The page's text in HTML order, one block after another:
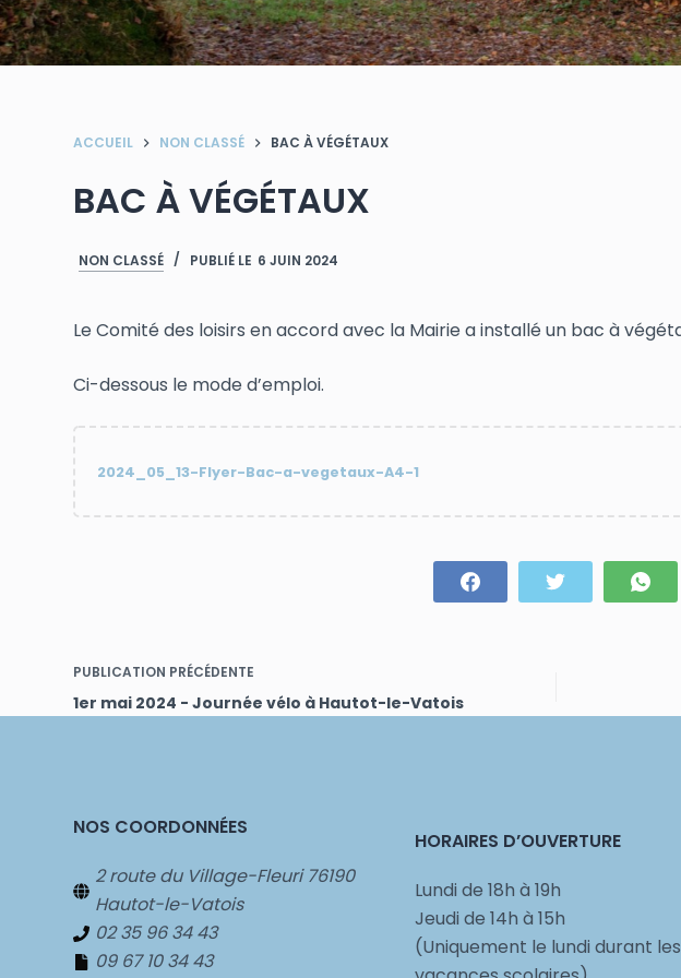
ACCUEIL NON CLASSÉ BAC À VÉGÉTAUX
BAC À VÉGÉTAUX
NON CLASSÉ PUBLIÉ LE 6 JUIN 2024
Le Comité des loisirs en accord avec la Mairie a installé un bac à
Ci-dessous le mode d’emploi.
2024_05_13-Flyer-Bac-a-vegetaux-A4-1
PUBLICATION PRÉCÉDENTE
1er mai 2024 - Journée vélo à Hautot-le-Vatois
NOS COORDONNÉES
2 route du Village-Fleuri 76190
Hautot-le-Vatois
02 35 96 34 43
09 67 10 34 43
HORAIRES D’OUVERTURE
Lundi de 18h à 19h
Jeudi de 14h à 15h
(Uniquement le lundi durant les